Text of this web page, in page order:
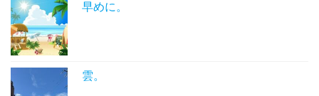
早めに。
雲。